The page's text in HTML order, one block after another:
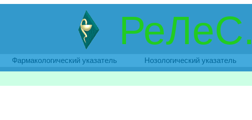
Фармакологический указатель Нозологический указатель